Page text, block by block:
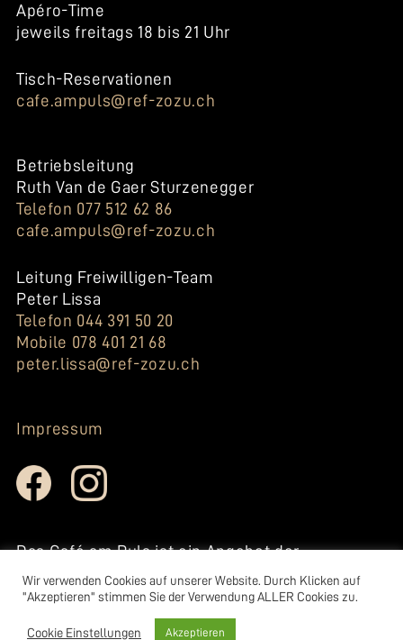
Apéro-Time
jeweils freitags 18 bis 21 Uhr
Tisch-Reservationen
cafe.ampuls@ref-zozu.ch
Betriebsleitung
Ruth Van de Gaer Sturzenegger
Telefon 077 512 62 86
cafe.ampuls@ref-zozu.ch
Leitung Freiwilligen-Team
Peter Lissa
Telefon 044 391 50 20
Mobile 078 401 21 68
peter.lissa@ref-zozu.ch
Impressum
Das Café am Puls ist ein Angebot der
reformierten Kirche Zollikon-
Zumikon.
Wir verwenden Cookies auf unserer Website. Durch Klicken auf
"Akzeptieren" stimmen Sie der Verwendung ALLER Cookies zu.
Cookie Einstellungen Akzeptieren